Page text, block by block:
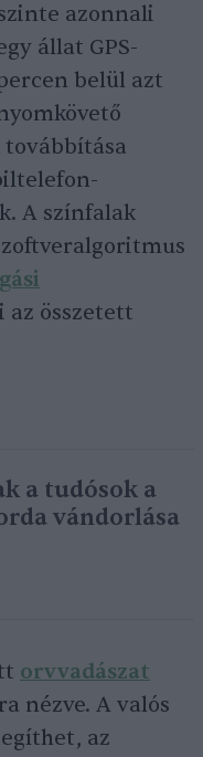
azonnali
állat GPS-
belül azt
A színfalak
az összetett
a tudósok a
vándorlása
orvvadászat
nézve. A valós
az